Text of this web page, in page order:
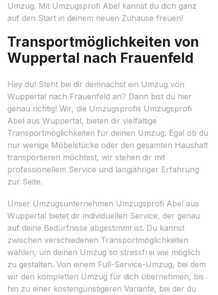
Umzug. Mit Umzugsprofi Abel kannst du dich ganz
auf den Start in deinem neuen Zuhause freuen!
Transportmöglichkeiten von
Wuppertal nach Frauenfeld
Hey du! Steht bei dir demnächst ein Umzug von
Wuppertal nach Frauenfeld an? Dann bist du hier
genau richtig! Wir, die Umzugsprofis Umzugsprofi
Abel aus Wuppertal, bieten dir vielfältige
Transportmöglichkeiten für deinen Umzug. Egal ob du
nur wenige Möbelstücke oder den gesamten Haushalt
transportieren möchtest, wir stehen dir mit
professionellem Service und langjähriger Erfahrung
zur Seite.
Unser Umzugsunternehmen Umzugsprofi Abel aus
Wuppertal bietet dir individuellen Service, der genau
auf deine Bedürfnisse abgestimmt ist. Du kannst
zwischen verschiedenen Transportmöglichkeiten
wählen, um deinen Umzug so stressfrei wie möglich
zu gestalten. Von einem Full-Service-Umzug, bei dem
wir den kompletten Umzug für dich übernehmen, bis
hin zu einer kostengünstigeren Variante, bei der du